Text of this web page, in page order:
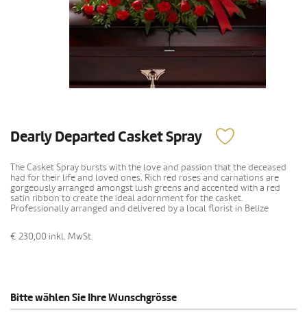
Dearly Departed Casket Spray
The Casket Spray bursts with the love and passion that the deceased
had for their life and loved ones. Rich red roses and carnations are
gorgeously arranged amongst lush greens and accented with a red
satin ribbon to create the ideal adornment for the casket.
Professionally arranged and delivered by a local florist in Belize
€ 230,00 inkl. MwSt.
Bitte wählen Sie Ihre Wunschgrösse